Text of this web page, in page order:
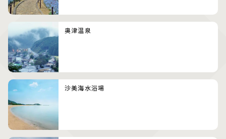
奥津温泉
沙美海水浴場